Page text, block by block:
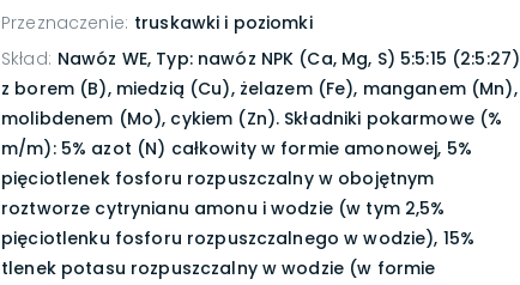
Przeznaczenie: truskawki i poziomki
Skład: Nawóz WE, Typ: nawóz NPK (Ca, Mg, S) 5:5:15 (2:5:27)
z borem (B), miedzią (Cu), żelazem (Fe), manganem (Mn),
molibdenem (Mo), cykiem (Zn). Składniki pokarmowe (%
m/m): 5% azot (N) całkowity w formie amonowej, 5%
pięciotlenek fosforu rozpuszczalny w obojętnym
roztworze cytrynianu amonu i wodzie (w tym 2,5%
pięciotlenku fosforu rozpuszczalnego w wodzie), 15%
tlenek potasu rozpuszczalny w wodzie (w formie